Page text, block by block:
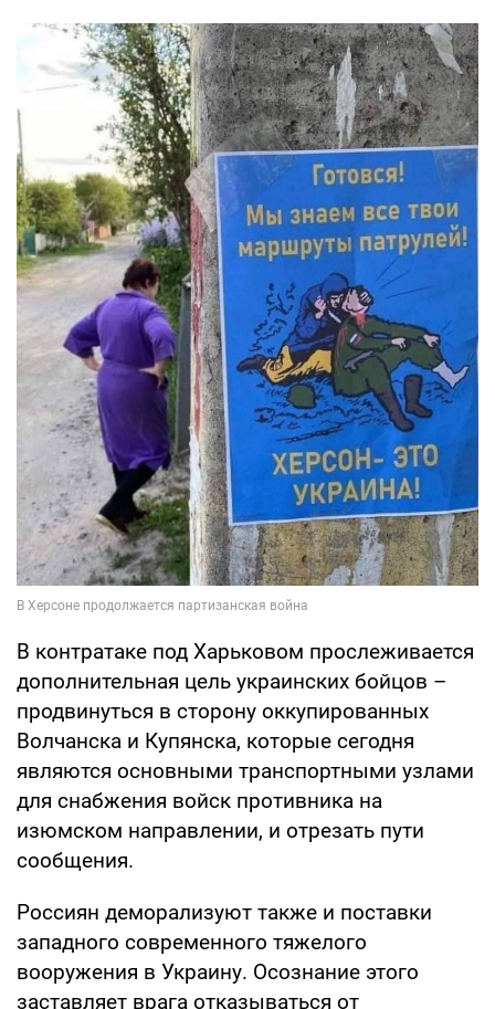
В контратаке под Харьковом прослеживается
дополнительная цель украинских бойцов –
продвинуться в сторону оккупированных
Волчанска и Купянска, которые сегодня
являются основными транспортными узлами
для снабжения войск противника на
изюмском направлении, и отрезать пути
сообщения.
Россиян деморализуют также и поставки
западного современного тяжелого
вооружения в Украину. Осознание этого
заставляет врага отказываться от